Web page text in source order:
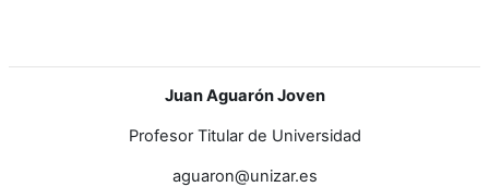
Juan Aguarón Joven
Profesor Titular de Universidad
aguaron@unizar.es